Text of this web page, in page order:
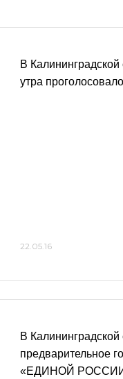
В
утра
22.05.16
В Калининградской
предварительное
«ЕДИНОЙ